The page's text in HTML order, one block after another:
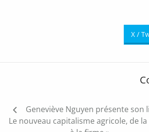
X /
Navigation
Geneviève Nguyen présente son
Le nouveau capitalisme agricole, de